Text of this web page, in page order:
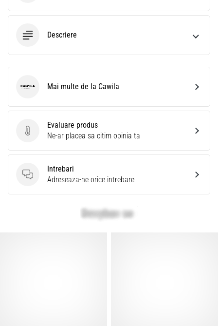
Descriere
Evaluare produs
Evaluare produs
Ne-ar placea sa citim opinia ta
Intrebari
Intrebari
Adreseaza-ne orice intrebare
Cawila Mai multe de la Cawila